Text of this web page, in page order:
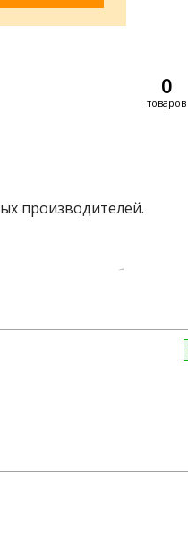
0
товаров
производителей.
питания,